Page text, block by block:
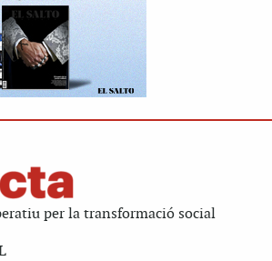
per la transformació social